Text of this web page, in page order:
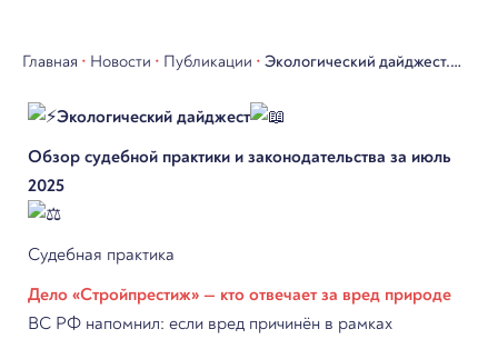
Главная • Новости • Публикации • Экологический дайджест.
2025
Экологический дайджест
Обзор судебной практики и законодательства за июль
2025
Судебная практика
Дело «Стройпрестиж» — кто отвечает за вред природе
ВС РФ напомнил: если вред причинён в рамках